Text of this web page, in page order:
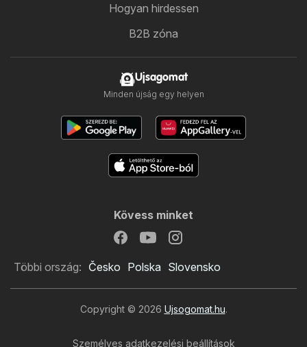
Hogyan hirdessen
B2B zóna
Ujsagomat
Minden újság egy helyen
Kövess minket
Többi ország: Česko Polska Slovensko
Copyright © 2026 Ujsogomat.hu.
Személyes adatkezelési beállítások